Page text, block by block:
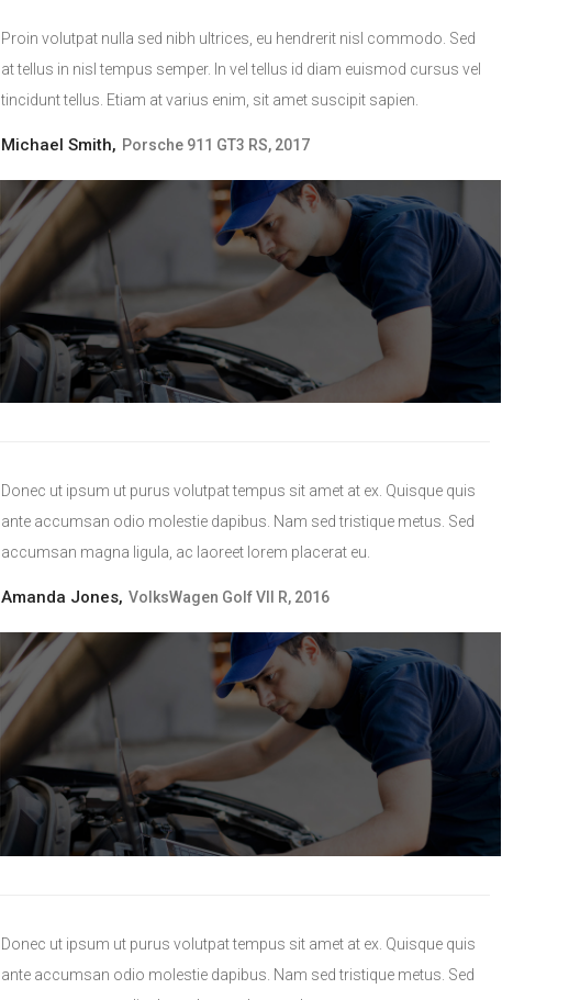
Proin volutpat nulla sed nibh ultrices, eu hendrerit nisl commodo. Sed
at tellus in nisl tempus semper. In vel tellus id diam euismod cursus vel
tincidunt tellus. Etiam at varius enim, sit amet suscipit sapien.
Michael Smith, Porsche 911 GT3 RS, 2017
Donec ut ipsum ut purus volutpat tempus sit amet at ex. Quisque quis
ante accumsan odio molestie dapibus. Nam sed tristique metus. Sed
accumsan magna ligula, ac laoreet lorem placerat eu.
Amanda Jones, VolksWagen Golf VII R, 2016
Donec ut ipsum ut purus volutpat tempus sit amet at ex. Quisque quis
ante accumsan odio molestie dapibus. Nam sed tristique metus. Sed